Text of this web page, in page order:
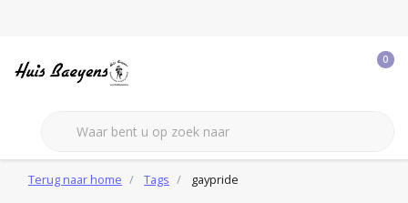
0
Terug naar home Tags gaypride